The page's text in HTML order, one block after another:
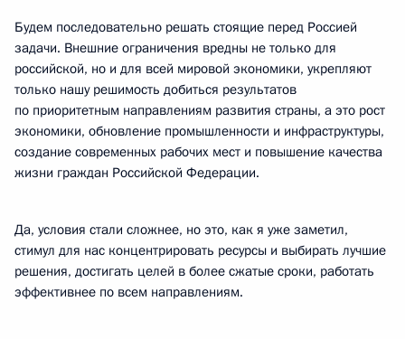
Будем последовательно решать стоящие перед Россией
задачи. Внешние ограничения вредны не только для
российской, но и для всей мировой экономики, укрепляют
только нашу решимость добиться результатов
по приоритетным направлениям развития страны, а это рост
экономики, обновление промышленности и инфраструктуры,
создание современных рабочих мест и повышение качества
жизни граждан Российской Федерации.
Да, условия стали сложнее, но это, как я уже заметил,
стимул для нас концентрировать ресурсы и выбирать лучшие
решения, достигать целей в более сжатые сроки, работать
эффективнее по всем направлениям.